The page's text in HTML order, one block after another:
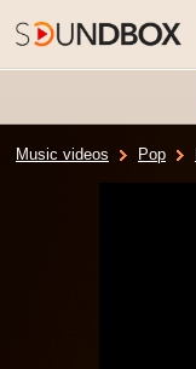
Music videos Pop